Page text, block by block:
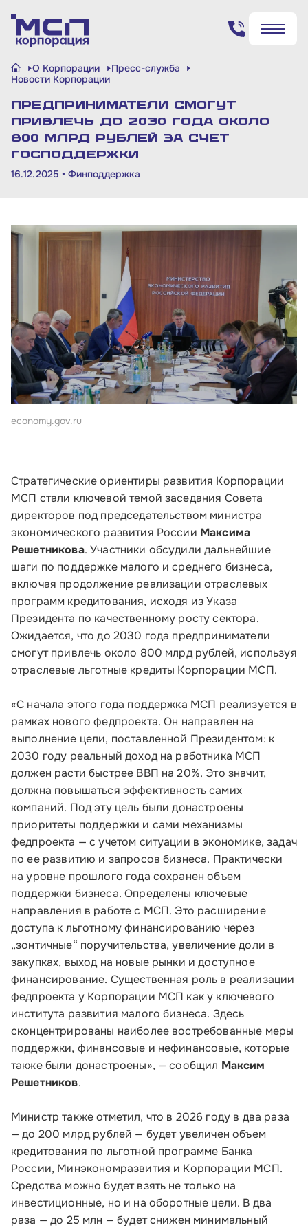
Найти
Поиск по сайту
✖
Найти
О Корпорации
Пресс-служба
Новости Корпорации
Предприниматели смогут
привлечь до 2030 года около
800 млрд рублей за счет
господдержки
16.12.2025 • Финподдержка
economy.gov.ru
Стратегические ориентиры развития Корпорации
МСП стали ключевой темой заседания Совета
директоров под председательством министра
экономического развития России Максима
Решетникова. Участники обсудили дальнейшие
шаги по поддержке малого и среднего бизнеса,
включая продолжение реализации отраслевых
программ кредитования, исходя из Указа
Президента по качественному росту сектора.
Ожидается, что до 2030 года предприниматели
смогут привлечь около 800 млрд рублей, используя
отраслевые льготные кредиты Корпорации МСП.
«С начала этого года поддержка МСП реализуется в
рамках нового федпроекта. Он направлен на
выполнение цели, поставленной Президентом: к
2030 году реальный доход на работника МСП
должен расти быстрее ВВП на 20%. Это значит,
должна повышаться эффективность самих
компаний. Под эту цель были донастроены
приоритеты поддержки и сами механизмы
федпроекта — с учетом ситуации в экономике, задач
по ее развитию и запросов бизнеса. Практически
на уровне прошлого года сохранен объем
поддержки бизнеса. Определены ключевые
направления в работе с МСП. Это расширение
доступа к льготному финансированию через
„зонтичные“ поручительства, увеличение доли в
закупках, выход на новые рынки и доступное
финансирование. Существенная роль в реализации
федпроекта у Корпорации МСП как у ключевого
института развития малого бизнеса. Здесь
сконцентрированы наиболее востребованные меры
поддержки, финансовые и нефинансовые, которые
также были донастроены», — сообщил Максим
Решетников.
Министр также отметил, что в 2026 году в два раза
— до 200 млрд рублей — будет увеличен объем
кредитования по льготной программе Банка
России, Минэкономразвития и Корпорации МСП.
Средства можно будет взять не только на
инвестиционные, но и на оборотные цели. В два
раза — до 25 млн — будет снижен минимальный